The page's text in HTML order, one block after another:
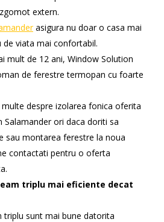
extern.
asigura nu doar o casa mai
de viata mai confortabil.
mult de 12 ani, Window Solution
de ferestre termopan cu foarte
despre izolarea fonica oferita
ori daca doriti sa
sau montarea ferestre la noua
contactati pentru o oferta
triplu mai eficiente decat
triplu sunt mai bune datorita